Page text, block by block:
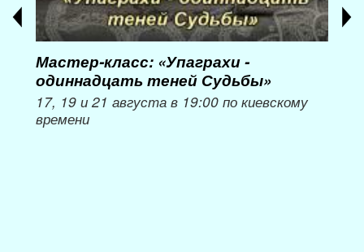
Мастер-класс: «Упаграхи -
одиннадцать теней Судьбы»
17, 19 и 21 августа в 19:00 по киевскому
времени